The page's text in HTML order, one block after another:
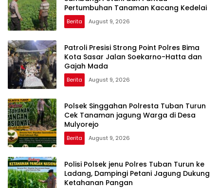
Pertumbuhan Tanaman Kacang Kedelai
Berita August 9, 2026
Patroli Presisi Strong Point Polres Bima
Kota Sasar Jalan Soekarno-Hatta dan
Gajah Mada
Berita August 9, 2026
Polsek Singgahan Polresta Tuban Turun
Cek Tanaman jagung Warga di Desa
Mulyorejo
Berita August 9, 2026
Polisi Polsek jenu Polres Tuban Turun ke
Ladang, Dampingi Petani Jagung Dukung
Ketahanan Pangan